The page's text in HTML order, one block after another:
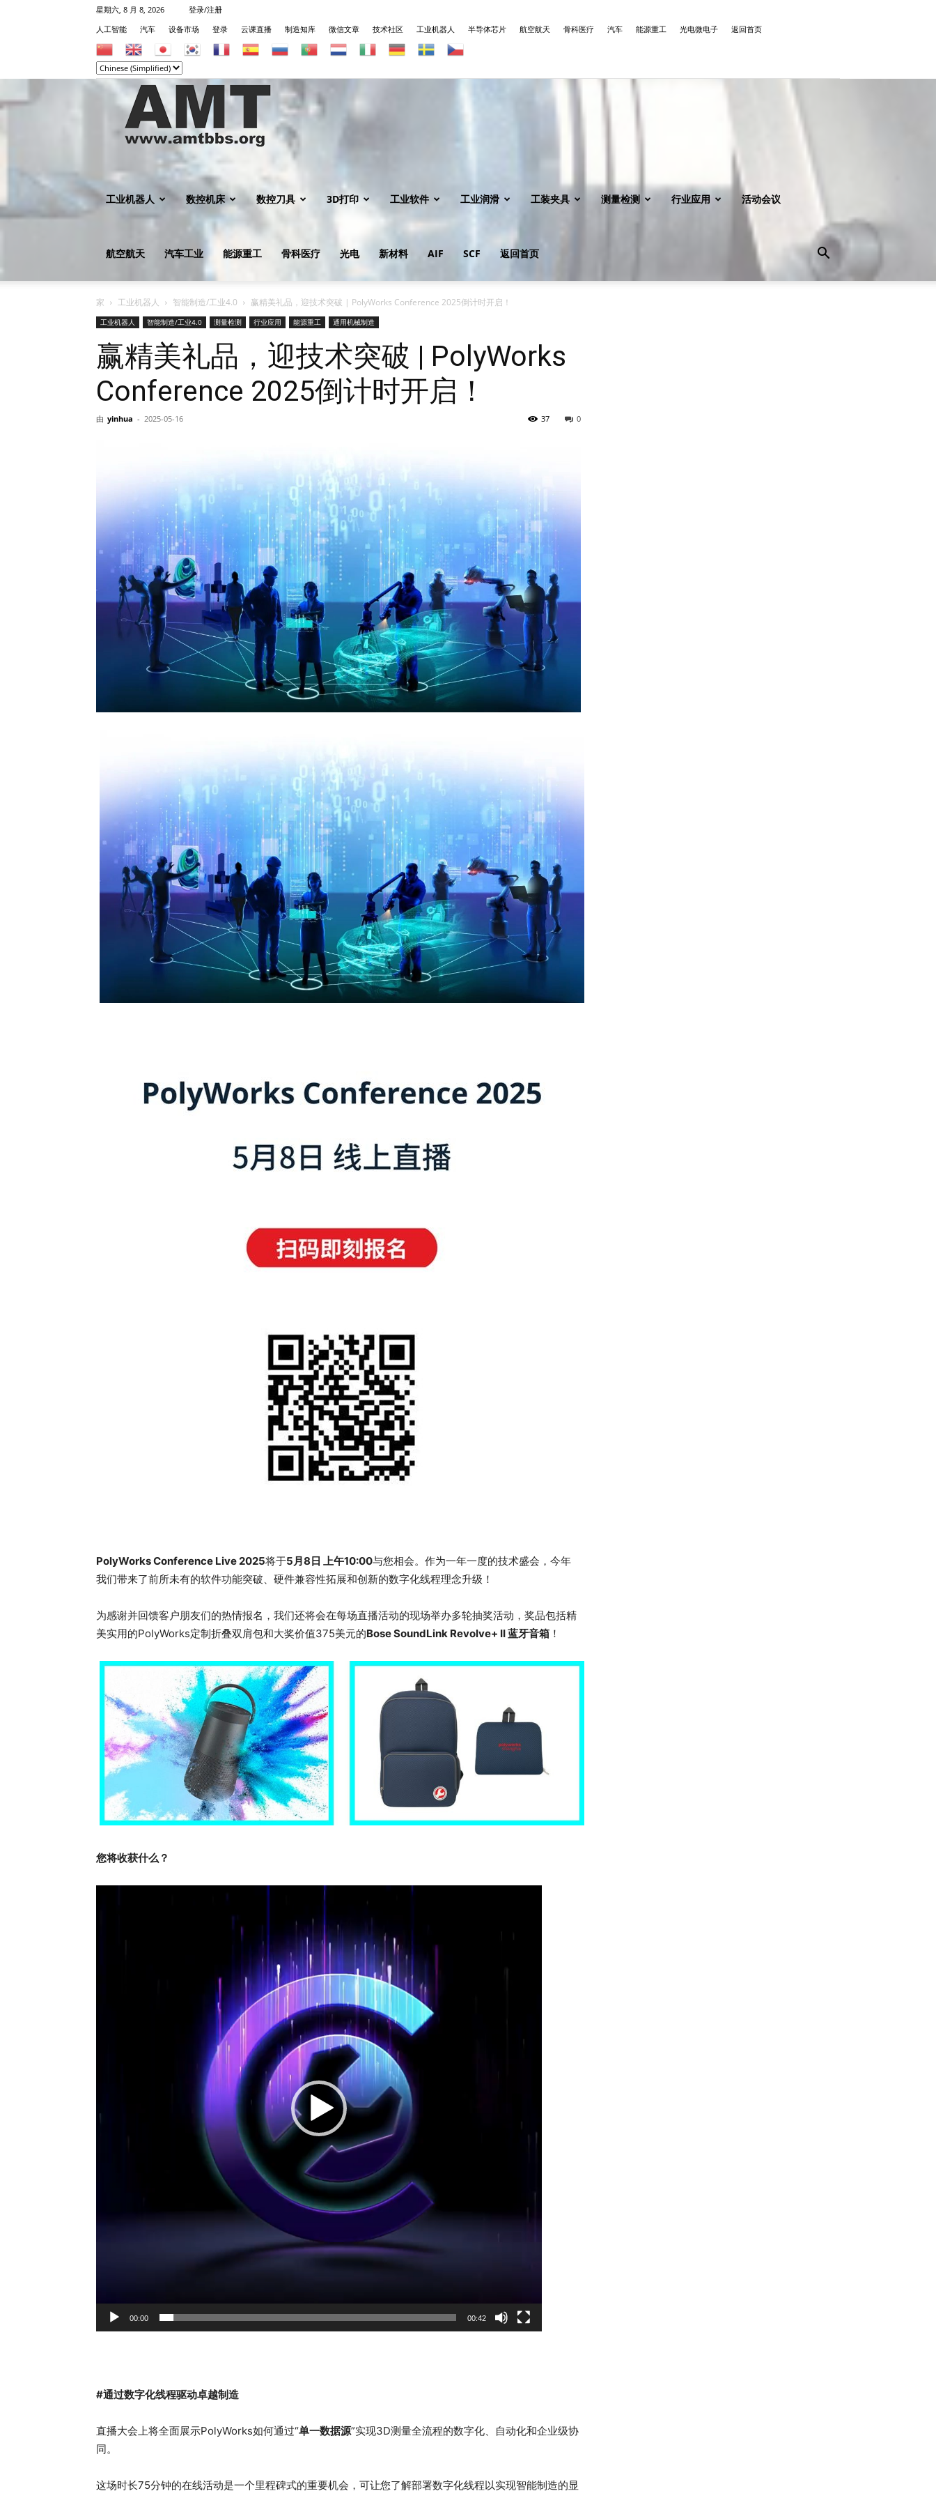
星期六, 8 月 8, 2026
登录/注册
人工智能
汽车 设备市场 登录 云课直播 制造知库 微信文章 技术社区 工业机器人 半导体芯片 航空航天 骨科医疗 汽车 能源重工 光电微电子 返回首页
机
知
工业机器人 数控机床 数控刀具 3D打印 工业软件 工业润滑 工装夹具 测量检测 行业应用 活动会议
航空航天 汽车工业 能源重工 骨科医疗 光电 新材料 AIF SCF 返回首页
家 工业机器人 智能制造/工业4.0 赢精美礼品，迎技术突破 | PolyWorks Conference 2025倒计时开启！
工业机器人 智能制造/工业4.0 测量检测 行业应用 能源重工 通用机械制造
赢精美礼品，迎技术突破 | PolyWorks
Conference 2025倒计时开启！
由 yinhua - 2025-05-16 0
37
PolyWorks Conference Live 2025将于5月8日 上午10:00与您相会。作为一年一度的技术盛会，今年
我们带来了前所未有的软件功能突破、硬件兼容性拓展和创新的数字化线程理念升级！
为感谢并回馈客户朋友们的热情报名，我们还将会在每场直播活动的现场举办多轮抽奖活动，奖品包括精
美实用的PolyWorks定制折叠双肩包和大奖价值375美元的Bose SoundLink Revolve+ II 蓝牙音箱 ！
您将收获什么？
00:00 00:42
#通过数字化线程驱动卓越制造
直播大会上将全面展示PolyWorks如何通过“单一数据源”实现3D测量全流程的数字化、自动化和企业级协
同。
这场时长75分钟的在线活动是一个里程碑式的重要机会，可让您了解部署数字化线程以实现智能制造的显